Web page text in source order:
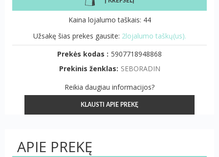
Kaina lojalumo taškais: 44
Užsakę šias prekes gausite: 2lojalumo taškų(us).
Prekės kodas : 5907718948868
Prekinis ženklas: SEBORADIN
Reikia daugiau informacijos?
KLAUSTI APIE PREKĘ
APIE PREKĘ